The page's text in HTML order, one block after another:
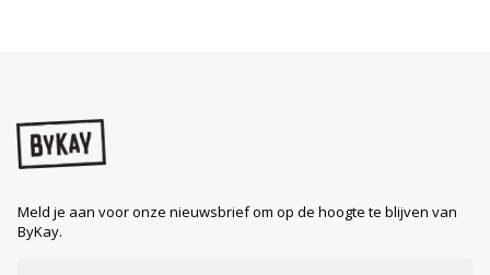
Meld je aan voor onze nieuwsbrief om op de hoogte te blijven van
ByKay.